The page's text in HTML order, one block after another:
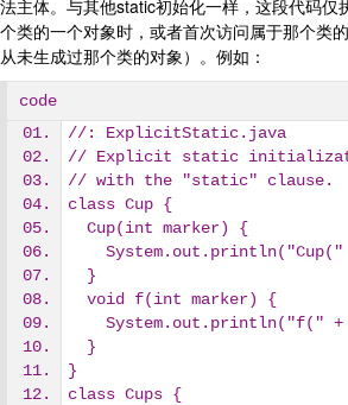
法主体。与其他static初始化一样，这段代码
个类的一个对象时，或者首次访问属于那个类
从未生成过那个类的对象）。例如：
code
//: ExplicitStatic.java
// Explicit static
// with the "static" clause.
class Cup {
  Cup(int marker) {
  }
  void f(int marker) {
System.out.println("f("
  }
}
class Cups {